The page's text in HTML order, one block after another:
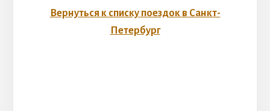
Вернуться к списку поездок в Санкт-
Петербург